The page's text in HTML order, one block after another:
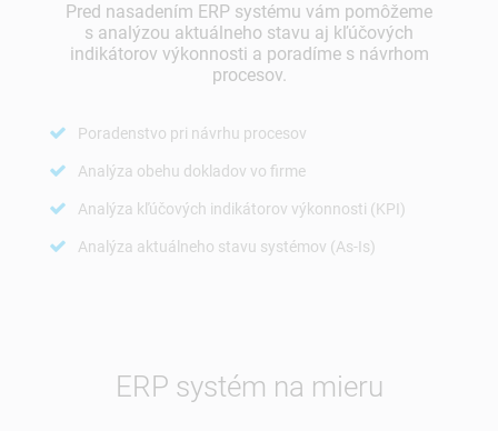
Pred nasadením ERP systému vám pomôžeme
s analýzou aktuálneho stavu aj kľúčových
indikátorov výkonnosti a poradíme s návrhom
procesov.
Poradenstvo pri návrhu procesov
Analýza obehu dokladov vo firme
Analýza kľúčových indikátorov výkonnosti (KPI)
Analýza aktuálneho stavu systémov (As-Is)
ERP systém na mieru